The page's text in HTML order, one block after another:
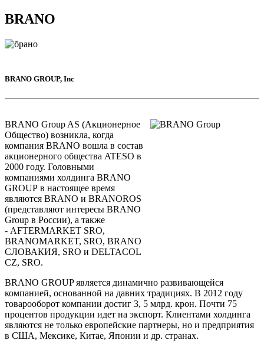
BRANO
BRANO GROUP, Inc
BRANO Group AS (Акционерное
Общество) возникла, когда
компания BRANO вошла в состав
акционерного общества ATESO в
2000 году. Головными
компаниями холдинга BRANO
GROUP в настоящее время
являются BRANO и BRANOROS
(представляют интересы BRANO
Group в России), а также
- AFTERMARKET SRO,
BRANOMARKET, SRO, BRANO
СЛОВАКИЯ, SRO и DELTACOL
CZ, SRO.
BRANO GROUP является динамично развивающейся
компанией, основанной на давних традициях. В 2012 году
товарооборот компании достиг 3, 5 млрд. крон. Почти 75
процентов продукции идет на экспорт. Клиентами холдинга
являются не только европейские партнеры, но и предприятия
в США, Мексике, Китае, Японии и др. странах.